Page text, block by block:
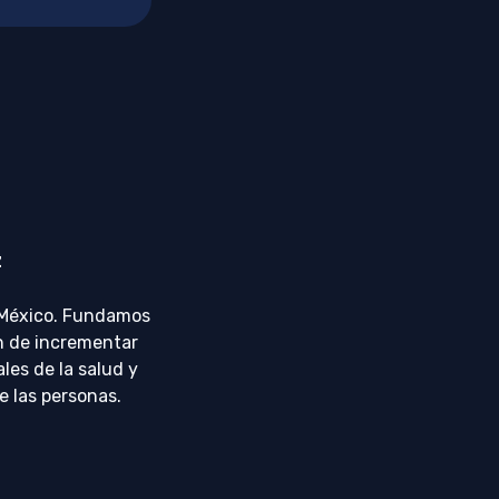
Fundamos
de incrementar
de la salud y
las personas.